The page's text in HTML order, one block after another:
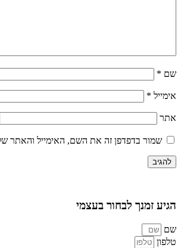
שם *
אימייל *
אתר
שמור בדפדפן זה את השם, האימייל והאתר
הגיע זמנך לבחור בעצמי
שם
טלפון